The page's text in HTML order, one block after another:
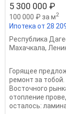
5 300 000 ₽
100 000 ₽ за м2
Ипотека от 28
Республика
Махачкала,
Горящее
ремонт за
Восточного
отопление
осталось: